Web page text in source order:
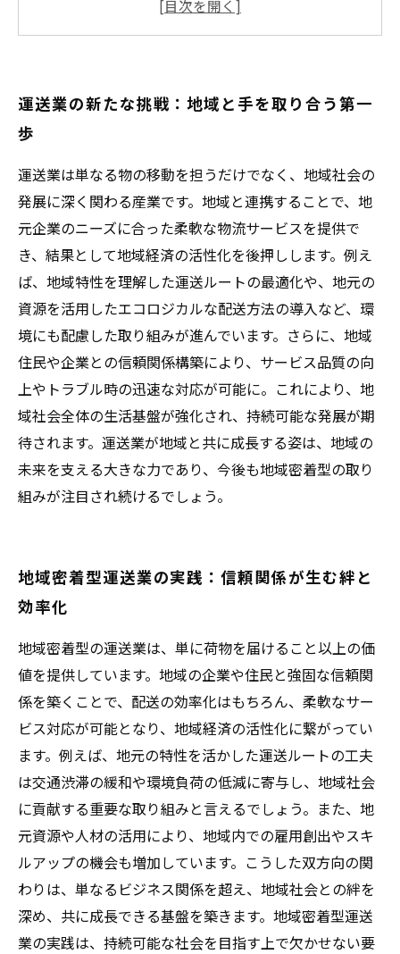
地域の資源を活かす運送ルートの工夫とは？
ける
か？
地域と運送業が築く新たな可能性と社会的価値
の追求
運送業の新たな挑戦：地域と手を取り合う第一
歩
運送業は単なる物の移動を担うだけでなく、地域社会の
発展に深く関わる産業です。地域と連携することで、地
元企業のニーズに合った柔軟な物流サービスを提供で
き、結果として地域経済の活性化を後押しします。例え
ば、地域特性を理解した運送ルートの最適化や、地元の
資源を活用したエコロジカルな配送方法の導入など、環
境にも配慮した取り組みが進んでいます。さらに、地域
住民や企業との信頼関係構築により、サービス品質の向
上やトラブル時の迅速な対応が可能に。これにより、地
域社会全体の生活基盤が強化され、持続可能な発展が期
待されます。運送業が地域と共に成長する姿は、地域の
未来を支える大きな力であり、今後も地域密着型の取り
組みが注目され続けるでしょう。
地域密着型運送業の実践：信頼関係が生む絆と
効率化
地域密着型の運送業は、単に荷物を届けること以上の価
値を提供しています。地域の企業や住民と強固な信頼関
係を築くことで、配送の効率化はもちろん、柔軟なサー
ビス対応が可能となり、地域経済の活性化に繋がってい
ます。例えば、地元の特性を活かした運送ルートの工夫
は交通渋滞の緩和や環境負荷の低減に寄与し、地域社会
に貢献する重要な取り組みと言えるでしょう。また、地
元資源や人材の活用により、地域内での雇用創出やスキ
ルアップの機会も増加しています。こうした双方向の関
わりは、単なるビジネス関係を超え、地域社会との絆を
深め、共に成長できる基盤を築きます。地域密着型運送
業の実践は、持続可能な社会を目指す上で欠かせない要